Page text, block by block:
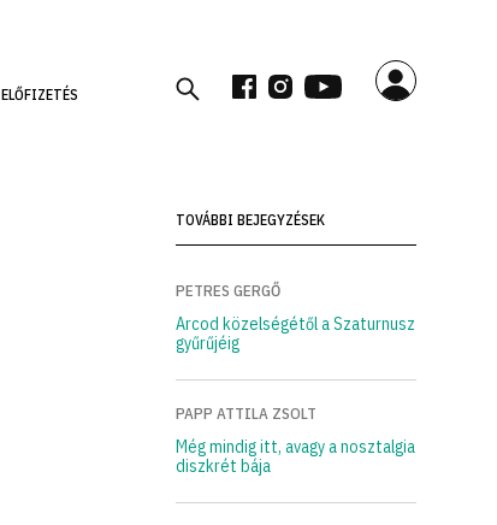
ELŐFIZETÉS
TOVÁBBI BEJEGYZÉSEK
PETRES GERGŐ
Arcod közelségétől a Szaturnusz
gyűrűjéig
PAPP ATTILA ZSOLT
Még mindig itt, avagy a nosztalgia
diszkrét bája